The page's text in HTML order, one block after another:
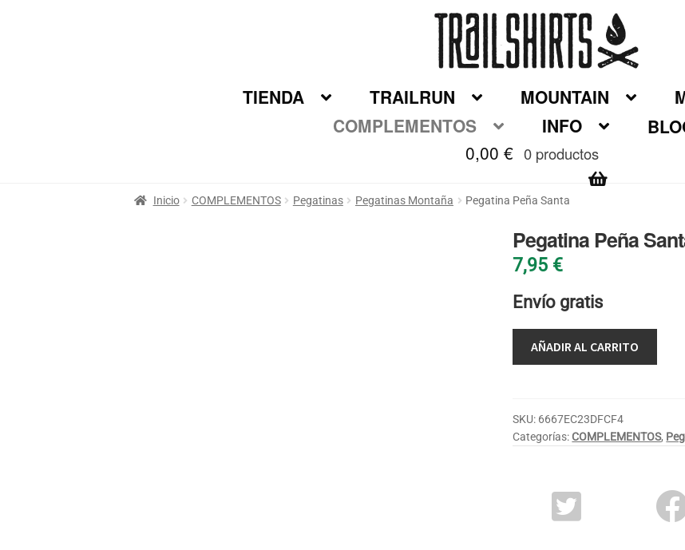
TIENDA TRAILRUN MOUNTAIN
COMPLEMENTOS
INFO
0,00€ 0 productos
Inicio COMPLEMENTOS Pegatinas Pegatinas Montaña Pegatina Peña Santa
Pegatina Peña
7,95 €
Envío gratis
AÑADIR AL CARRITO
SKU: 6667EC23DFCF4
Categorías:COMPLEMENTOS,